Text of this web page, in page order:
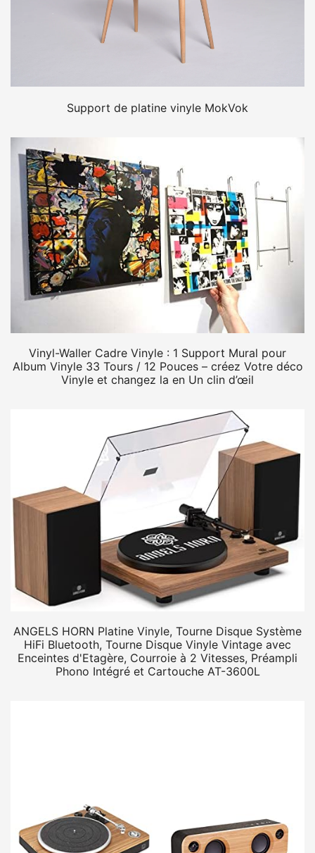
Support de platine vinyle MokVok
Vinyl-Waller Cadre Vinyle : 1 Support Mural pour
Album Vinyle 33 Tours / 12 Pouces – créez Votre déco
Vinyle et changez la en Un clin d’œil
ANGELS HORN Platine Vinyle, Tourne Disque Système
HiFi Bluetooth, Tourne Disque Vinyle Vintage avec
Enceintes d'Etagère, Courroie à 2 Vitesses, Préampli
Phono Intégré et Cartouche AT-3600L